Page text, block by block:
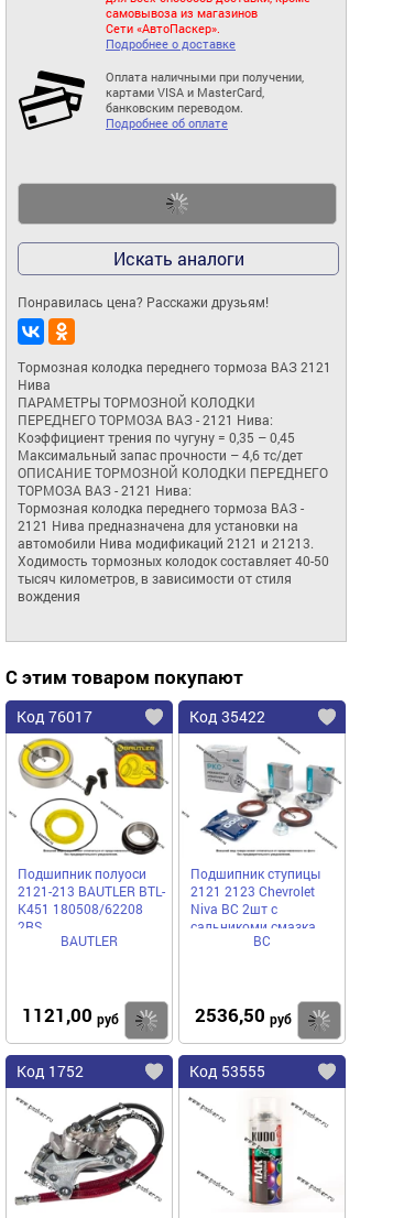
самовывоза из магазинов
Сети «АвтоПаскер».
Подробнее о доставке
Оплата наличными при получении,
картами VISA и MasterCard,
банковским переводом.
Подробнее об оплате
Искать аналоги
Понравилась цена? Расскажи друзьям!
Тормозная колодка переднего тормоза ВАЗ 2121
Нива
ПАРАМЕТРЫ ТОРМОЗНОЙ КОЛОДКИ
ПЕРЕДНЕГО ТОРМОЗА ВАЗ - 2121 Нива:
Коэффициент трения по чугуну = 0,35 – 0,45
Максимальный запас прочности – 4,6 тс/дет
ОПИСАНИЕ ТОРМОЗНОЙ КОЛОДКИ ПЕРЕДНЕГО
ТОРМОЗА ВАЗ - 2121 Нива:
Тормозная колодка переднего тормоза ВАЗ -
2121 Нива предназначена для установки на
автомобили Нива модификаций 2121 и 21213.
Ходимость тормозных колодок составляет 40-50
тысяч километров, в зависимости от стиля
вождения
С этим товаром покупают
Код 76017
Подшипник полуоси
2121-213 BAUTLER BTL-
K451 180508/62208
2RS
BAUTLER
1121,00 руб Купить
Код 35422
Подшипник ступицы
2121 2123 Chevrolet
Niva ВС 2шт с
сальникоми смазка
гайка 66832
ВС
2536,50 руб
Код 1752 Код 53555